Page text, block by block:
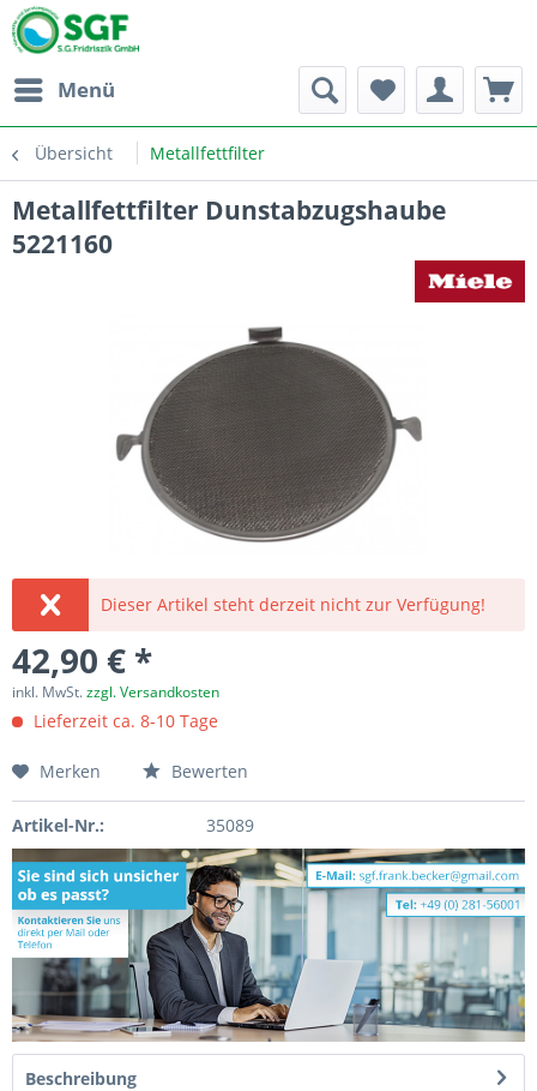
Menü
Übersicht Metallfettfilter
Metallfettfilter Dunstabzugshaube
5221160
Dieser Artikel steht derzeit nicht zur Verfügung!
42,90 € *
inkl. MwSt.zzgl. Versandkosten
Lieferzeit ca. 8-10 Tage
Merken Bewerten
Artikel-Nr.: 35089
Beschreibung